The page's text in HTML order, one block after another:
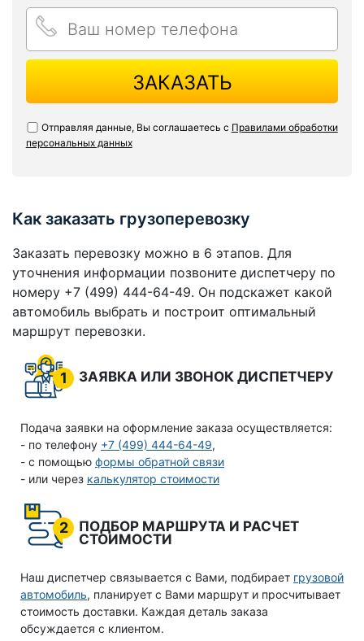
ЗАКАЗАТЬ
Отправляя данные, Вы соглашаетесь с Правилами обработки
персональных данных
Как заказать грузоперевозку
Заказать перевозку можно в 6 этапов. Для
уточнения информации позвоните диспетчеру по
номеру +7 (499) 444-64-49. Он подскажет какой
автомобиль выбрать и построит оптимальный
маршрут перевозки.
1 ЗАЯВКА ИЛИ ЗВОНОК ДИСПЕТЧЕРУ
Подача заявки на оформление заказа осуществляется:
- по телефону +7 (499) 444-64-49,
- с помощью формы обратной связи
- или через калькулятор стоимости
2
ПОДБОР МАРШРУТА И РАСЧЕТ
СТОИМОСТИ
Наш диспетчер связывается с Вами, подбирает грузовой
автомобиль, планирует с Вами маршрут и просчитывает
стоимость доставки. Каждая деталь заказа
обсуждается с клиентом.